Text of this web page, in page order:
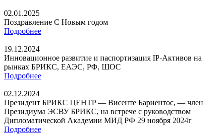
02.01.2025
Поздравление С Новым годом
Подробнее
19.12.2024
Инновационное развитие и паспортизация IP-Активов на
рынках БРИКС, ЕАЭС, РФ, ШОС
Подробнее
02.12.2024
Президент БРИКС ЦЕНТР — Висенте Бариентос, — член
Президиума ЭСВУ БРИКС, на встрече с руководством
Дипломатической Академии МИД РФ 29 ноября 2024г
Подробнее